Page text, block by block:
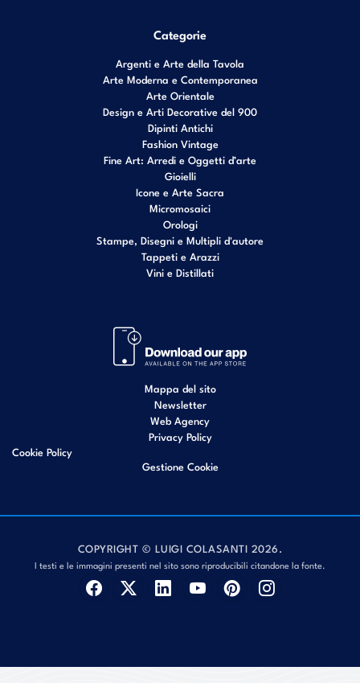
Categorie
Argenti e Arte della Tavola
Arte Moderna e Contemporanea
Arte Orientale
Design e Arti Decorative del 900
Dipinti Antichi
Fashion Vintage
Fine Art: Arredi e Oggetti d’arte
Gioielli
Icone e Arte Sacra
Micromosaici
Orologi
Stampe, Disegni e Multipli d'autore
Tappeti e Arazzi
Vini e Distillati
Mappa del sito
Newsletter
Web Agency
Privacy Policy
Cookie Policy
Gestione Cookie
COPYRIGHT © LUIGI COLASANTI 2026.
I testi e le immagini presenti nel sito sono riproducibili citandone la fonte.